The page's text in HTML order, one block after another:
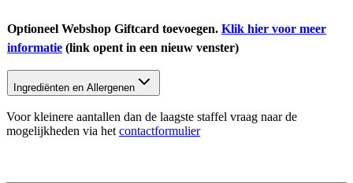
Optioneel Webshop Giftcard toevoegen. Klik hier voor meer
informatie (link opent in een nieuw venster)
Ingrediënten en Allergenen
Voor kleinere aantallen dan de laagste staffel vraag naar de
mogelijkheden via hetcontactformulier